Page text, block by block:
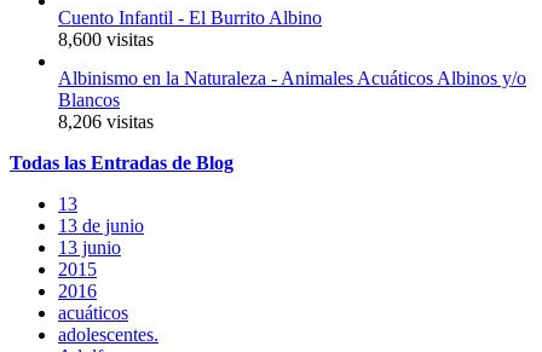
Cuento Infantil - El Burrito Albino
8,600 visitas
Albinismo en la Naturaleza - Animales Acuáticos Albinos y/o
Blancos
8,206 visitas
Todas las Entradas de Blog
13
13 de junio
13 junio
2015
2016
acuáticos
adolescentes.